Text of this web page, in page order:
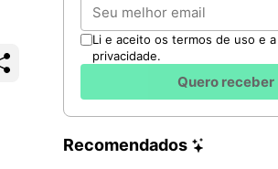
Email
Li e aceito os termos de uso e
privacidade.
Quero receber
Recomendados